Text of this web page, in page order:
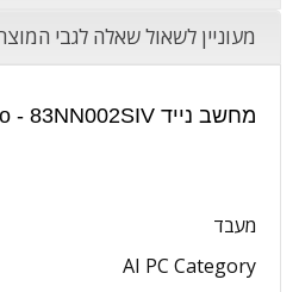
מעוניין לשאול שאלה לגבי
מחשב נייד Lenovo Legion Pro 5 - Core i9 - 32GB - 1TB SSD - Nvidia RTX - 16 inch - Win 11 Pro - 83NN002SIV | מפרט טכני:
מעבד
AI PC Category